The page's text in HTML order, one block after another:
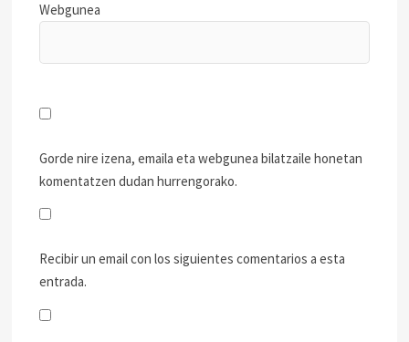
Webgunea
Gorde nire izena, emaila eta webgunea bilatzaile honetan
komentatzen dudan hurrengorako.
Recibir un email con los siguientes comentarios a esta
entrada.